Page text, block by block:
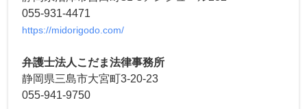
055-931-4471
https://midorigodo.com/
弁護士法人こだま法律事務所
静岡県三島市大宮町3-20-23
055-941-9750